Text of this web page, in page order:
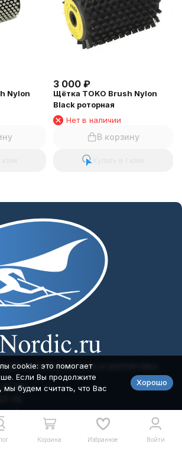
Nylon
3 000 ₽
Щётка TOKO Brush Nylon
Black роторная
Нет в наличии
В корзину
Корзина Избранное Войти
ЛЫЖНЫЙ ИНВЕНТАРЬ И ЭКИПИРОВКА
85
75
MAX
cookie: это помогает
Если Вы продолжите
мы будем считать, что Вас
Хорошо